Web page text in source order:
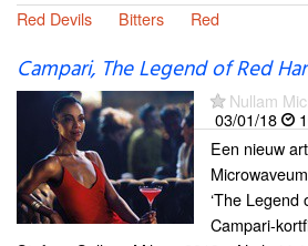
Red Devils
Bitters Red
Campari, The Legend of Red
Nullam
03/01/18
Een nieuw
‘The Legend
Campari-